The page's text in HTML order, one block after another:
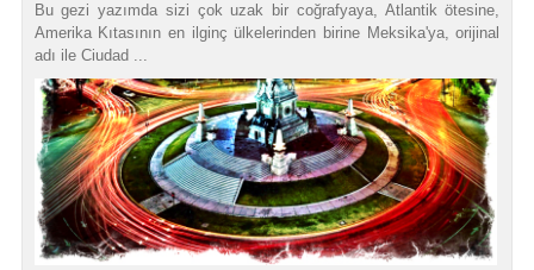
Bu gezi yazımda sizi çok uzak bir coğrafyaya, Atlantik ötesine,
Amerika Kıtasının en ilginç ülkelerinden birine Meksika'ya, orijinal
adı ile Ciudad ...